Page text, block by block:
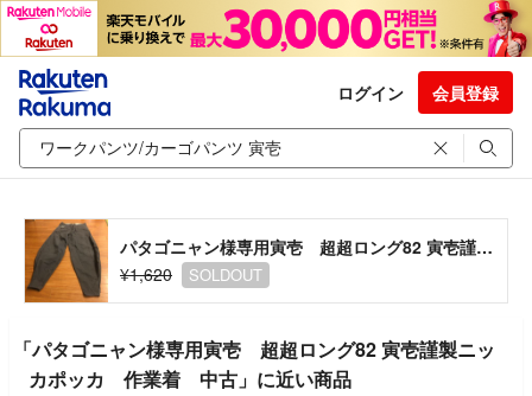
ログイン 会員登録
パタゴニャン様専用寅壱 超超ロング82 寅壱謹製ニッカポッカ 作業着 中古
¥1,620
SOLDOUT
「パタゴニャン様専用寅壱 超超ロング82 寅壱謹製ニッ
カポッカ 作業着 中古」に近い商品